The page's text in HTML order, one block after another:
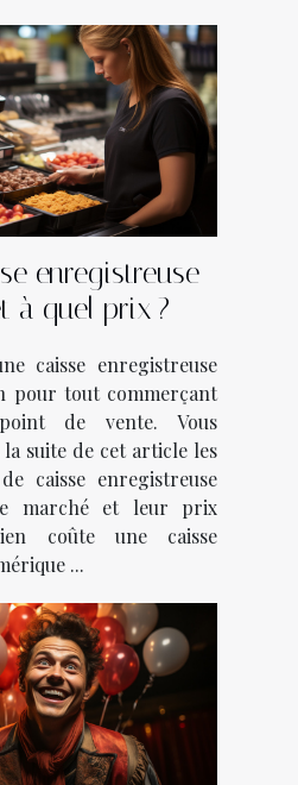
enregistreuse
à quel prix ?
caisse enregistreuse
pour tout commerçant
de vente. Vous
suite de cet article les
caisse enregistreuse
marché et leur prix
coûte une caisse
...